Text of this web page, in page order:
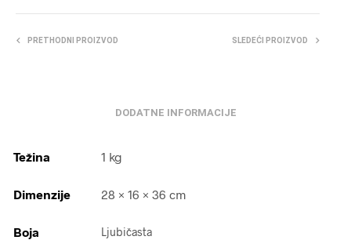
PRETHODNI PROIZVOD SLEDEĆI PROIZVOD
DODATNE INFORMACIJE
Težina 1 kg
Dimenzije 28 × 16 × 36 cm
Boja Ljubičasta